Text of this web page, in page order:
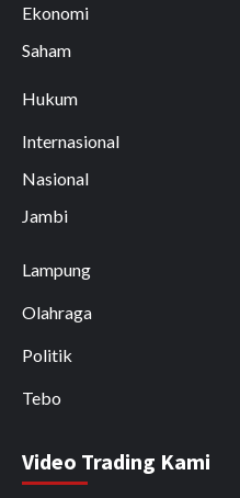
Ekonomi
Saham
Hukum
Internasional
Nasional
Jambi
Lampung
Olahraga
Politik
Tebo
Video Trading Kami